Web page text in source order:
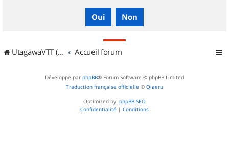
UtagawaVTT (Randos VTT et VTTAE avec traces GPS) Accueil forum
Développé par phpBB® Forum Software © phpBB Limited
Traduction française officielle © Qiaeru
Optimized by: phpBB SEO
Confidentialité | Conditions